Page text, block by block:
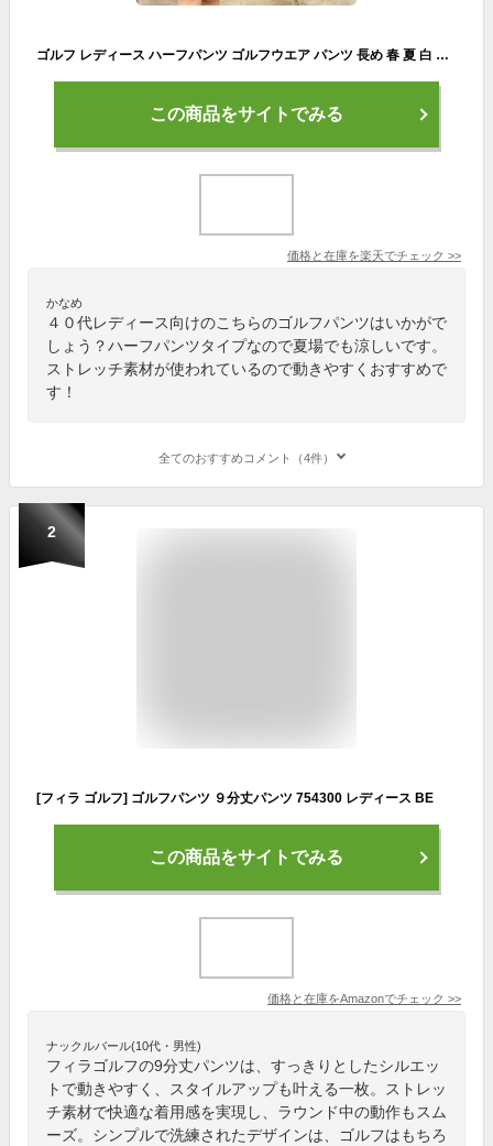
ゴルフ レディース ハーフパンツ ゴルフウエア パンツ 長め 春 夏 白 大きいサイズ ショートパンツ 涼しい 短パン きれいめ ひんやり 5分丈 レーヨン 接触冷感 ストレッチ ブランド 麻 40代 50代 おすすめ おしゃれ カジュアル ホワイト バミューダ
この商品をサイトでみる
価格と在庫を楽天でチェック >>
かなめ
４０代レディース向けのこちらのゴルフパンツはいかがで
しょう？ハーフパンツタイプなので夏場でも涼しいです。
ストレッチ素材が使われているので動きやすくおすすめで
す！
全てのおすすめコメント（4件）
2
[フィラ ゴルフ] ゴルフパンツ ９分丈パンツ 754300 レディース BE
この商品をサイトでみる
価格と在庫をAmazonでチェック >>
ナックルバール(10代・男性)
フィラゴルフの9分丈パンツは、すっきりとしたシルエッ
トで動きやすく、スタイルアップも叶える一枚。ストレッ
チ素材で快適な着用感を実現し、ラウンド中の動作もスム
ーズ。シンプルで洗練されたデザインは、ゴルフはもちろ